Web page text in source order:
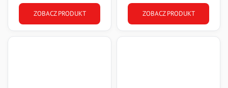
ZOBACZ PRODUKT ZOBACZ PRODUKT